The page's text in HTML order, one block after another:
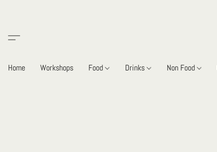
Home Workshops Food Drinks Non Food